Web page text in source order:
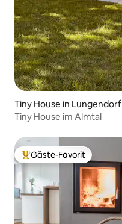
Tiny House in Lungendorf
Tiny House im Almtal
Beliebter Gäste-Favorit.
Gäste-Favorit